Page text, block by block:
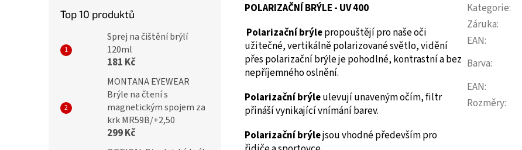
Top 10 produktů
Sprej na čištění brýlí
120ml
181 Kč
MONTANA EYEWEAR
Brýle na čtení s
magnetickým spojem za
krk MR59B/+2,50
299 Kč
POLARIZAČNÍ BRÝLE - UV 400
Polarizační brýlepropouštějí pro naše oči
užitečné, vertikálně polarizované světlo, vidění
přes polarizační brýle je pohodlné, kontrastní a bez
nepříjemného oslnění.
Polarizační brýleulevují unaveným očím, filtr
přináší vynikající vnímání barev.
Polarizační brýlejsou vhodné především pro
Kategorie:
Záruka:
EAN:
Barva:
EAN:
Rozměry: